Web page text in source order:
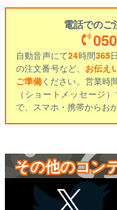
電話でのご
自動音声にて24時間365
の注文番号など、 お伝え
ご準備ください。営業時
（ショートメッセージ
で、スマホ・携帯からお
その他のコン